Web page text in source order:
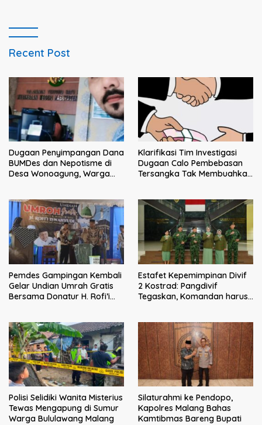
Recent Post
Dugaan Penyimpangan Dana
BUMDes dan Nepotisme di
Desa Wonoagung, Warga
Klarifikasi Tim Investigasi
Dugaan Calo Pembebasan
Tersangka Tak Membuahkan
Pemdes Gampingan Kembali
Gelar Undian Umrah Gratis
Bersama Donatur H. Rofi’i
Estafet Kepemimpinan Divif
2 Kostrad: Pangdivif
Tegaskan, Komandan harus
Polisi Selidiki Wanita Misterius
Tewas Mengapung di Sumur
Warga Bululawang Malang
Silaturahmi ke Pendopo,
Kapolres Malang Bahas
Kamtibmas Bareng Bupati